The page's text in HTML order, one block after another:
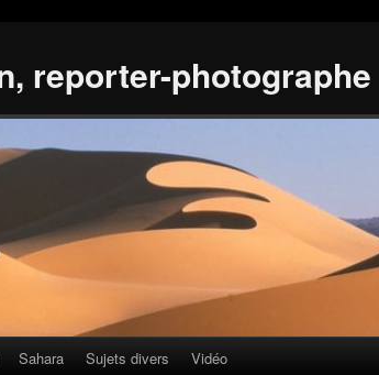
reporter-photographe
Sahara Sujets divers Vidéo